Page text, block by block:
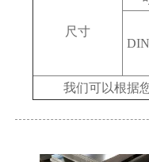
尺寸
我们可以根据